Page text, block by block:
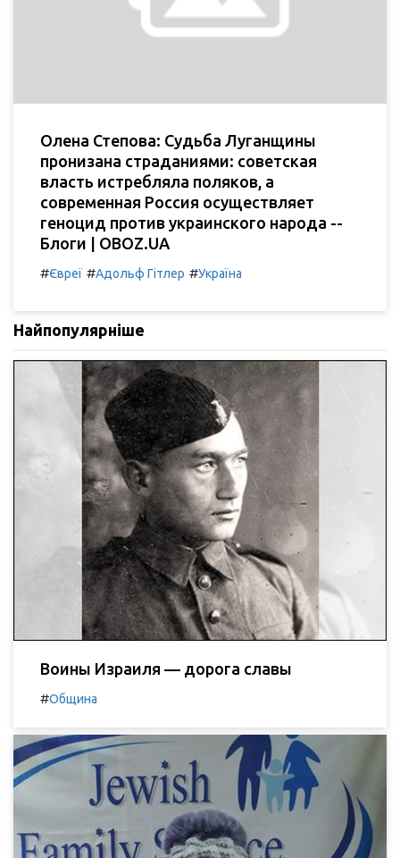
Олена Степова: Судьба Луганщины
пронизана страданиями: советская
власть истребляла поляков, а
современная Россия осуществляет
геноцид против украинского народа --
Блоги | OBOZ.UA
#Євреї #Адольф Гітлер #Україна
Найпопулярніше
Воины Израиля — дорога славы
#Община